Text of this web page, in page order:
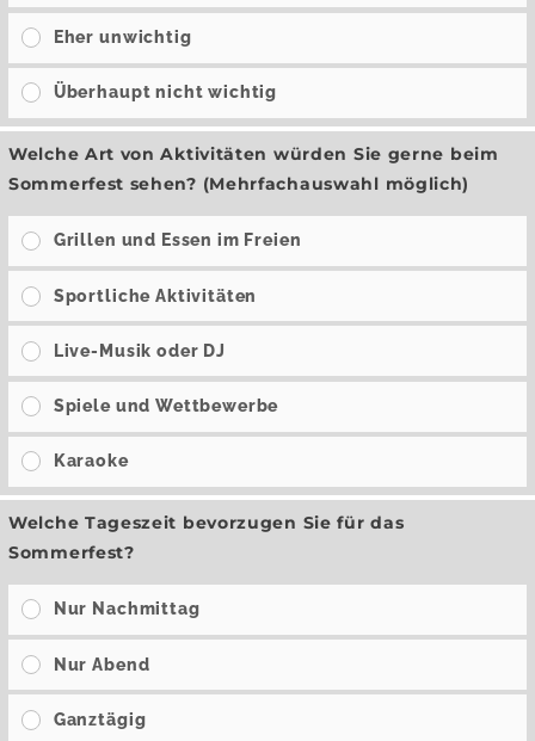
Eher unwichtig
Überhaupt nicht wichtig
Welche Art von Aktivitäten würden Sie gerne beim
Sommerfest sehen? (Mehrfachauswahl möglich)
Grillen und Essen im Freien
Sportliche Aktivitäten
Live-Musik oder DJ
Spiele und Wettbewerbe
Karaoke
Welche Tageszeit bevorzugen Sie für das
Sommerfest?
Nur Nachmittag
Nur Abend
Ganztägig